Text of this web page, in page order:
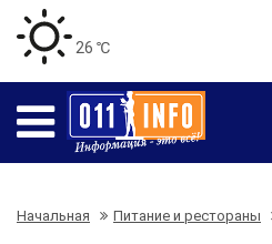
26 ℃
Начальная Питание и рестораны